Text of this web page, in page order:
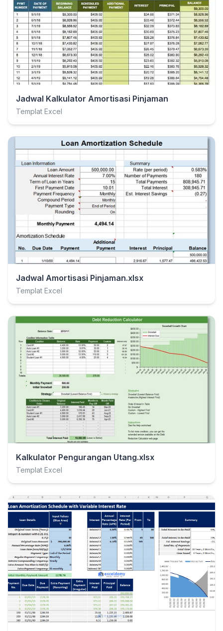
Jadwal Kalkulator Amortisasi Pinjaman
Templat Excel
Jadwal Amortisasi Pinjaman.xlsx
Templat Excel
Kalkulator Pengurangan Utang.xlsx
Templat Excel